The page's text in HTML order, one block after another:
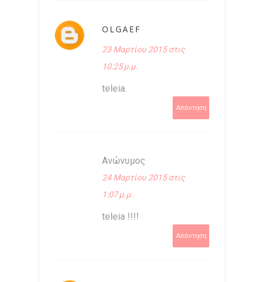
OLGAEF
23 Μαρτίου 2015 στις
10:25 μ.μ.
teleia.
Απάντηση
Ανώνυμος
24 Μαρτίου 2015 στις
1:07 μ.μ.
teleia !!!!
Απάντηση